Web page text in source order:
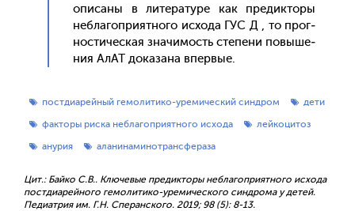
опи­саны в ли­тера­туре как пре­дик­то­ры
неб­ла­гоп­ри­ят­но­го ис­хо­да ГУС Д , то прог­
ности­чес­кая зна­чимость сте­пени по­выше­
ния АлАТ до­каза­на впер­вые.
постдиарейный гемолитико-уремический синдром
дети
факторы риска неблагоприятного исхода
лейкоцитоз
анурия
аланинаминотрансфераза
Цит.: Байко С.В.. Ключевые предикторы неблагоприятного исхода
постдиарейного гемолитико-уремического синдрома у детей.
Педиатрия им. Г.Н. Сперанского. 2019; 98 (5): 8-13.